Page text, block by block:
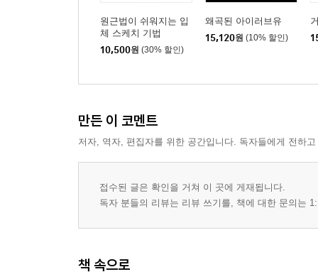
원근법이 쉬워지는 입
체 스케치 기법
10,500원 (30% 할인)
왜곡된 아이러브유
15,120원 (10% 할인)
만든 이 코멘트
저자, 역자, 편집자를 위한 공간입니다. 독자들에게 전하
접수된 글은 확인을 거쳐 이 곳에 게재됩니다.
독자 분들의 리뷰는 리뷰 쓰기를, 책에 대한 문의는
책 속으로